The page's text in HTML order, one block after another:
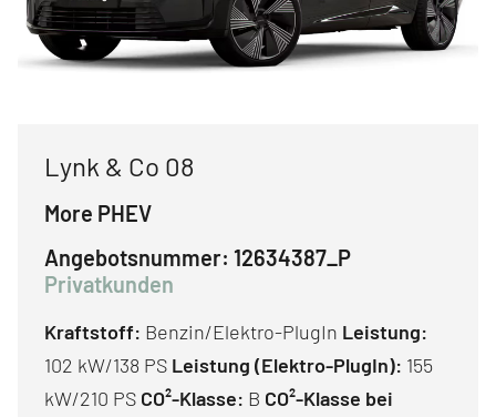
Lynk & Co 08
More PHEV
Angebotsnummer: 12634387_P
Privatkunden
Kraftstoff: Benzin/Elektro-PlugIn Leistung:
102 kW/138 PS Leistung (Elektro-PlugIn): 155
kW/210 PS CO²-Klasse: B CO²-Klasse bei